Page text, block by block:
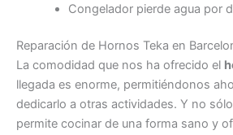
Congelador pierde agua por
Reparación de Hornos Teka en
La comodidad que nos ha ofrecido el
llegada es enorme, permitiéndonos
dedicarlo a otras actividades. Y no
permite cocinar de una forma sano y